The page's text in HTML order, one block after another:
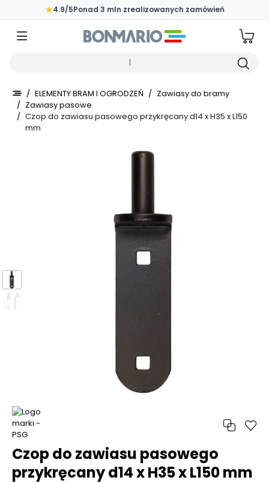
Przejdź do głównej zawartości strony
★4.9/5Ponad 3 mln zrealizowanych zamówień
/ ELEMENTY BRAM I OGRODZEŃ / Zawiasy do bramy
/ Zawiasy pasowe
/ Czop do zawiasu pasowego przykręcany d14 x H35 x L150
mm
Czop do zawiasu pasowego
przykręcany d14 x H35 x L150 mm